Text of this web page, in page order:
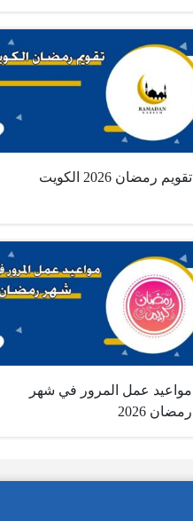
تقويم رمضان 2026 الكويت
مواعيد عمل المرور في شهر
رمضان 2026